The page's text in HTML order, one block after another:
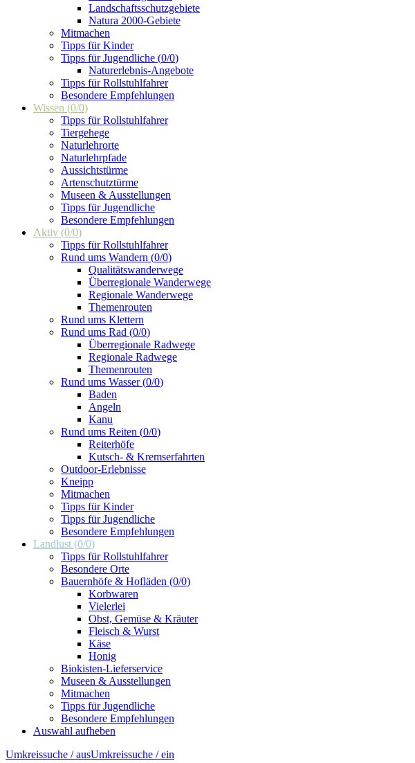
Landschaftsschutzgebiete
Natura 2000-Gebiete
Mitmachen
Tipps für Kinder
Tipps für Jugendliche (0/0)
Naturerlebnis-Angebote
Tipps für Rollstuhlfahrer
Besondere Empfehlungen
Wissen (0/0)
Tipps für Rollstuhlfahrer
Tiergehege
Naturlehrorte
Naturlehrpfade
Aussichtstürme
Artenschutztürme
Museen & Ausstellungen
Tipps für Jugendliche
Besondere Empfehlungen
Aktiv (0/0)
Tipps für Rollstuhlfahrer
Rund ums Wandern (0/0)
Qualitätswanderwege
Überregionale Wanderwege
Regionale Wanderwege
Themenrouten
Rund ums Klettern
Rund ums Rad (0/0)
Überregionale Radwege
Regionale Radwege
Themenrouten
Rund ums Wasser(0/0)
Baden
Angeln
Kanu
Rund ums Reiten (0/0)
Reiterhöfe
Kutsch- & Kremserfahrten
Outdoor-Erlebnisse
Kneipp
Mitmachen
Tipps für Kinder
Tipps für Jugendliche
Besondere Empfehlungen
Landlust (0/0)
Tipps für Rollstuhlfahrer
Besondere Orte
Bauernhöfe & Hofläden (0/0)
Korbwaren
Vielerlei
Obst, Gemüse & Kräuter
Fleisch & Wurst
Käse
Honig
Biokisten-Lieferservice
Museen & Ausstellungen
Mitmachen
Tipps für Jugendliche
Besondere Empfehlungen
Auswahl aufheben
Umkreissuche / ausUmkreissuche / ein